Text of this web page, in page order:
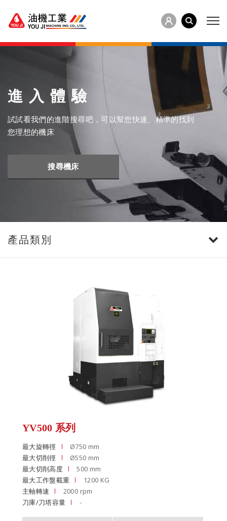
進入體驗
試試看我們的進階搜尋吧，可以幫您快速、精準的找到
您理想的機床
搜尋機床
產品類別
YV500 系列
最大旋轉徑
Ø750 mm
最大切削徑
Ø550 mm
最大切削高度
500 mm
最大工作盤載重
1200 KG
主軸轉速
2000 rpm
刀庫/刀塔容量
-